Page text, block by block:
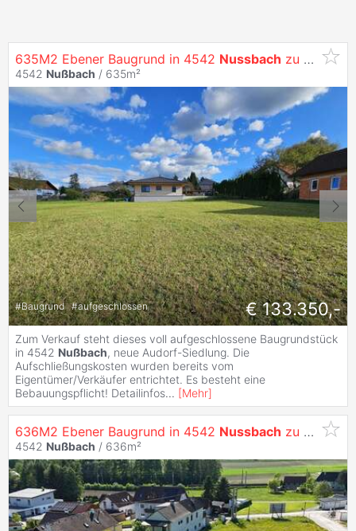
635M2 Ebener Baugrund in 4542 Nussbach zu Verkaufen
4542 Nußbach / 635m²
#Baugrund #aufgeschlossen € 133.350,-
Zum Verkauf steht dieses voll aufgeschlossene Baugrundstück
in 4542 Nußbach, neue Audorf-Siedlung. Die
Aufschließungskosten wurden bereits vom
Eigentümer/Verkäufer entrichtet. Es besteht eine
Bebauungspflicht! Detailinfos... [Mehr]
636M2 Ebener Baugrund in 4542 Nussbach zu Verkaufen
4542 Nußbach / 636m²